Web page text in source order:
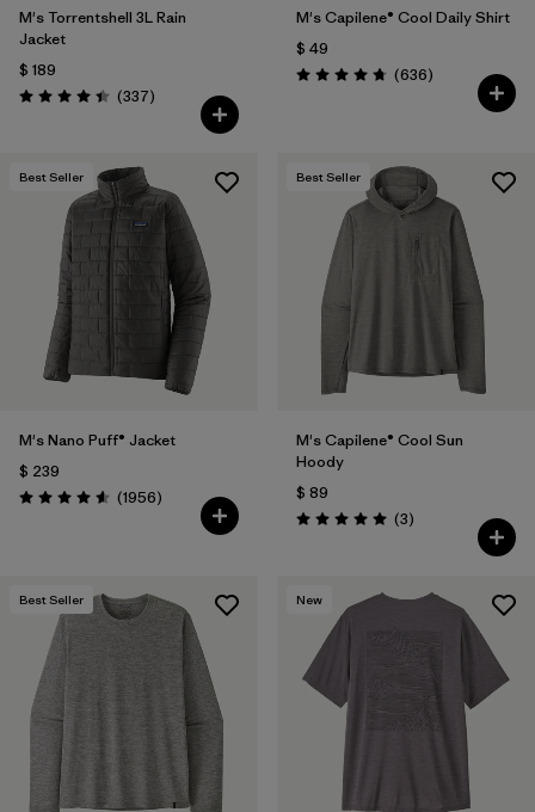
M's Torrentshell 3L Rain
Jacket
$ 189
Valoración: 4.4 / 5
(337Comentarios
)
M's Capilene® Cool Daily Shirt
$ 49
Valoración: 4.7 / 5
(636Comentarios
)
Best Seller
M's Nano Puff® Jacket
$ 239
Valoración: 4.6 / 5
(1956Comentarios
)
Best Seller
M's Capilene® Cool Sun
Hoody
$ 89
Valoración: 5.0 / 5
(3Comentarios
)
Best Seller New